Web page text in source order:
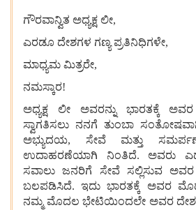
ಗೌರವಾನ್ವಿತ ಅಧ್ಯಕ್ಷ ಲೀ,
ಎರಡೂ ದೇಶಗಳ ಗಣ್ಯ ಪ್ರತಿನಿಧಿಗಳೇ,
ಮಾಧ್ಯಮ ಮಿತ್ರರೇ,
ನಮಸ್ಕಾರ!
ಅಧ್ಯಕ್ಷ
ಲೀ ಅವರನ್ನು ಭಾರತಕ್ಕೆ ಅವರ
ಸ್ವಾಗತಿಸಲು ನನಗೆ ತುಂಬಾ
ಅಭ್ಯುದಯ, ಸೇವೆ
ಮತ್ತು
ಉದಾಹರಣೆಯಾಗಿ
ನಿಂತಿದೆ. ಅವರು
ಸವಾಲು
ಜನರಿಗೆ ಸೇವೆ ಸಲ್ಲಿಸುವ ಅವರ
ಬಲಪಡಿಸಿದೆ. ಇದು ಭಾರತಕ್ಕೆ ಅವರ
ನಮ್ಮ ಮೊದಲ ಭೇಟಿಯಿಂದಲೇ ಅವರ